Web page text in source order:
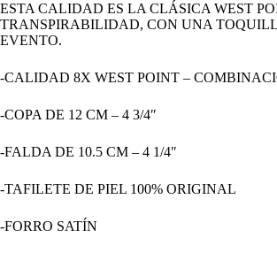
ESTA CALIDAD ES LA CLÁSICA WEST
TRANSPIRABILIDAD, CON UNA
EVENTO.
-CALIDAD 8X WEST POINT –
-COPA DE 12 CM – 4 3/4″
-FALDA DE 10.5 CM – 4 1/4″
-TAFILETE DE PIEL 100% ORIGINAL
-FORRO SATÍN